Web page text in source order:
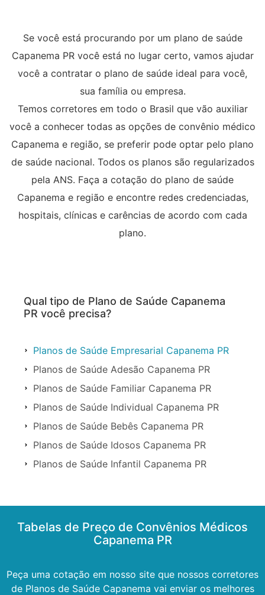
Se você está procurando por um plano de saúde
Capanema PR você está no lugar certo, vamos ajudar
você a contratar o plano de saúde ideal para você,
sua família ou empresa.
Temos corretores em todo o Brasil que vão auxiliar
você a conhecer todas as opções de convênio médico
Capanema e região, se preferir pode optar pelo plano
de saúde nacional. Todos os planos são regularizados
pela ANS. Faça a cotação do plano de saúde
Capanema e região e encontre redes credenciadas,
hospitais, clínicas e carências de acordo com cada
plano.
Qual tipo de Plano de Saúde Capanema
PR você precisa?
Planos de Saúde Empresarial Capanema PR
Planos de Saúde Adesão Capanema PR
Planos de Saúde Familiar Capanema PR
Planos de Saúde Individual Capanema PR
Planos de Saúde Bebês Capanema PR
Planos de Saúde Idosos Capanema PR
Planos de Saúde Infantil Capanema PR
Tabelas de Preço de Convênios Médicos
Capanema PR
Peça uma cotação em nosso site que nossos corretores
de Planos de Saúde Capanema vai enviar os melhores